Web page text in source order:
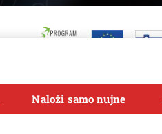
Naloži samo nujne